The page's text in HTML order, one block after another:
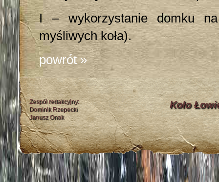
I – wykorzystanie domku
myśliwych koła).
powrót »
Zespół redakcyjny:
Dominik Rzepecki
Janusz Onak
Koło